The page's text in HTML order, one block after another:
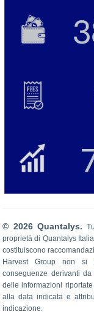
© 2026 Quantalys.
proprietà di Quantalys
costituiscono
Harvest Group non si
conseguenze derivanti
delle informazioni
alla data indicata e
indicazione.